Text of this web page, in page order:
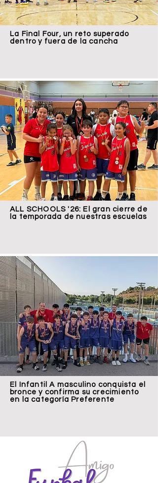
La Final Four, un reto superado
dentro y fuera de la cancha
ALL SCHOOLS '26: El gran cierre de
la temporada de nuestras escuelas
El Infantil A masculino conquista el
bronce y confirma su crecimiento
en la categoría Preferente